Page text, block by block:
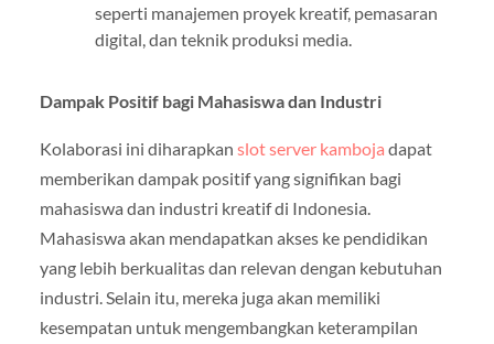
seperti manajemen proyek kreatif, pemasaran
digital, dan teknik produksi media.
Dampak Positif bagi Mahasiswa dan Industri
Kolaborasi ini diharapkan slot server kamboja dapat
memberikan dampak positif yang signifikan bagi
mahasiswa dan industri kreatif di Indonesia.
Mahasiswa akan mendapatkan akses ke pendidikan
yang lebih berkualitas dan relevan dengan kebutuhan
industri. Selain itu, mereka juga akan memiliki
kesempatan untuk mengembangkan keterampilan